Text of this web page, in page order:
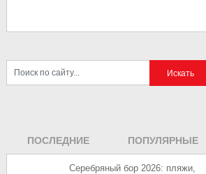
ПОСЛЕДНИЕ
ЗАПИСИ
ПОПУЛЯРНЫЕ
ЗАПИСИ
Серебряный бор 2026: пляжи,